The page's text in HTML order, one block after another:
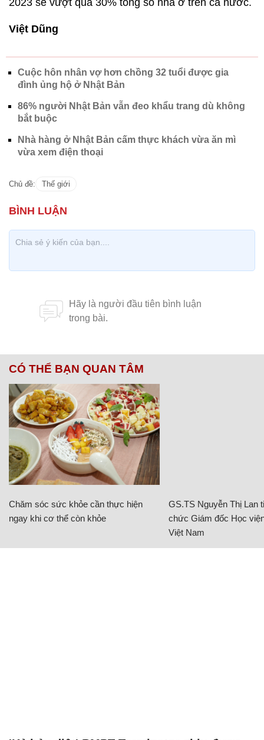
2023 sẽ vượt quá 30% tổng số nhà ở trên cả nước.
Việt Dũng
Cuộc hôn nhân vợ hơn chồng 32 tuổi được gia
đình ủng hộ ở Nhật Bản
86% người Nhật Bản vẫn đeo khẩu trang dù không
bắt buộc
Nhà hàng ở Nhật Bản cấm thực khách vừa ăn mì
vừa xem điện thoại
Chủ đề: Thế giới
CÓ THỂ BẠN QUAN TÂM
Chăm sóc sức khỏe cần thực hiện
ngay khi cơ thể còn khỏe
GS.TS Nguyễn Thị Lan
chức Giám đốc Học
Việt Nam